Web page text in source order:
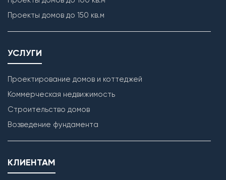
Проекты домов до 150 кв.м
УСЛУГИ
Проектирование домов и коттеджей
Коммерческая недвижимость
Строительство домов
Возведение фундамента
КЛИЕНТАМ